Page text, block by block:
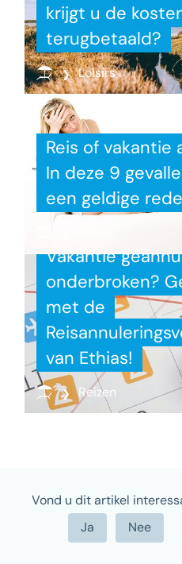
krijgt u de
terugbetaald?
Loisirs
Reis of vakantie
In deze 9
een geldige
Vakantie
onderbroken?
met de
van Ethias!
Reizen
Vond u dit artikel